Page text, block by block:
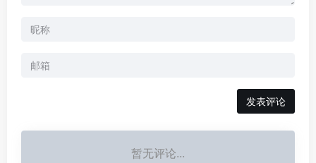
发表评论
暂无评论...